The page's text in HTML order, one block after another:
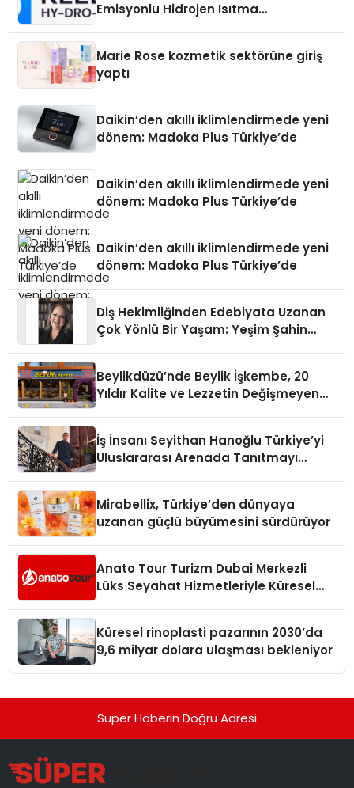
Emisyonlu Hidrojen Isıtma
Marie Rose kozmetik sektörüne giriş
yaptı
Daikin’den akıllı iklimlendirmede yeni
dönem: Madoka Plus Türkiye’de
Daikin’den akıllı iklimlendirmede yeni
dönem: Madoka Plus Türkiye’de
Daikin’den akıllı iklimlendirmede yeni
dönem: Madoka Plus Türkiye’de
Diş Hekimliğinden Edebiyata Uzanan
Çok Yönlü Bir Yaşam: Yeşim Şahin
Beylikdüzü’nde Beylik İşkembe, 20
Yıldır Kalite ve Lezzetin Değişmeyen
İş İnsanı Seyithan Hanoğlu Türkiye’yi
Uluslararası Arenada Tanıtmayı
Mirabellix, Türkiye’den dünyaya
uzanan güçlü büyümesini sürdürüyor
Anato Tour Turizm Dubai Merkezli
Lüks Seyahat Hizmetleriyle Küresel
Küresel rinoplasti pazarının 2030’da
9,6 milyar dolara ulaşması bekleniyor
Süper Haberin Doğru Adresi